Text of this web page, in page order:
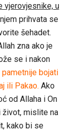
vjerovjesnike, u
prihvata se
šehadet.
zna ako je
se i nakon
bojati
ili Pakao. Ako
od Allaha i On
život, mislite na
kako bi se